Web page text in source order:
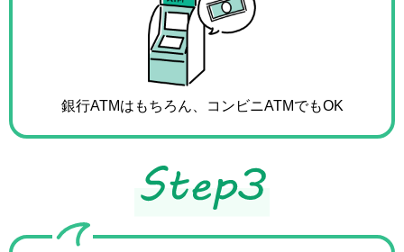
銀行ATMはもちろん、 コンビニATMでもOK